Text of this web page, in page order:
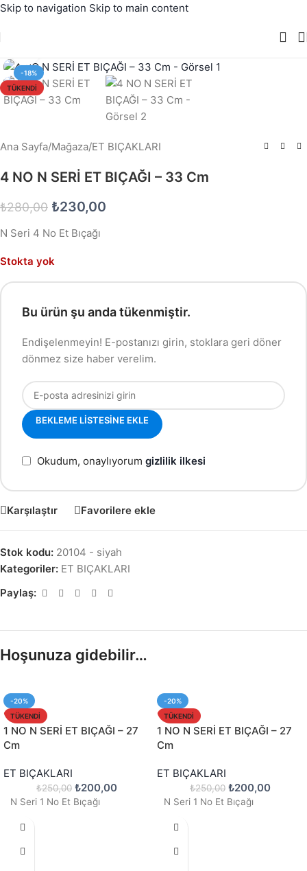
Skip to navigation Skip to main content
-18%
TÜKENDI
Ana Sayfa/Mağaza/ET BIÇAKLARI
4 NO N SERİ ET BIÇAĞI – 33 Cm
₺280,00 ₺230,00
N Seri 4 No Et Bıçağı
Stokta yok
Bu ürün şu anda tükenmiştir.
Endişelenmeyin! E-postanızı girin, stoklara geri döner
dönmez size haber verelim.
BEKLEME LISTESINE EKLE
Okudum, onaylıyorum gizlilik ilkesi
Karşılaştır Favorilere ekle
Stok kodu: 20104 - siyah
Kategoriler: ET BIÇAKLARI
Paylaş:
Hoşunuza gidebilir…
-20%
TÜKENDI
1 NO N SERİ ET BIÇAĞI – 27
Cm
ET BIÇAKLARI
₺250,00 ₺200,00
N Seri 1 No Et Bıçağı
-20%
TÜKENDI
1 NO N SERİ ET BIÇAĞI – 27
Cm
ET BIÇAKLARI
₺250,00 ₺200,00
N Seri 1 No Et Bıçağı